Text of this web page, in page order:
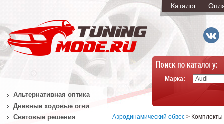
Каталог
Марка:
Аэродинамический обвес > Комплекты
Альтернативная оптика
Дневные ходовые огни
Световые решения